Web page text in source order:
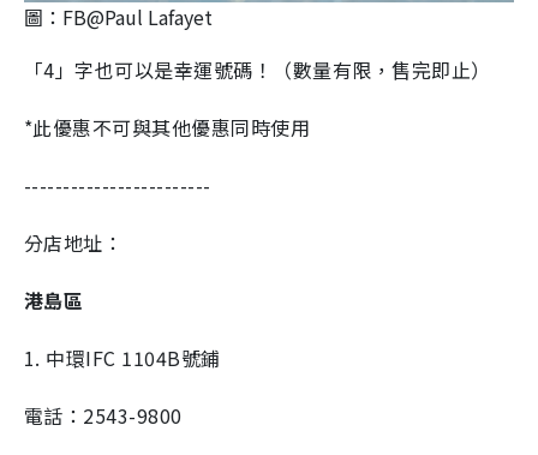
圖：FB@Paul Lafayet
「4」字也可以是幸運號碼！（數量有限，售完即止）
*此優惠不可與其他優惠同時使用
------------------------
分店地址：
港島區
1. 中環IFC 1104B號鋪
電話：2543-9800